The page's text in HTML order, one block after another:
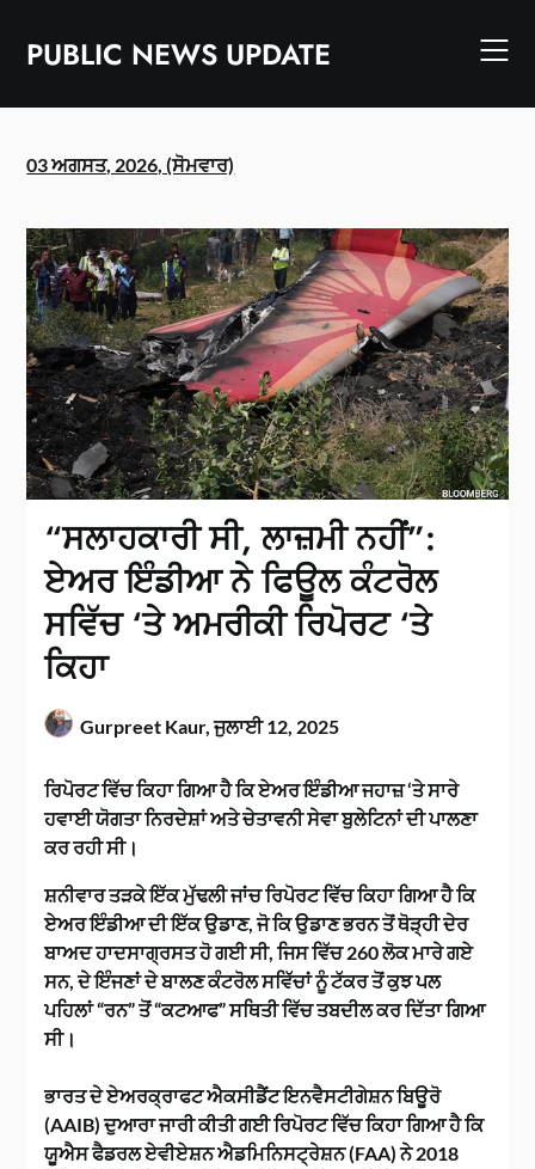
contentPUBLIC NEWS UPDATE
03 ਅਗਸਤ, 2026, (ਸੋਮਵਾਰ)
“ਸਲਾਹਕਾਰੀ ਸੀ, ਲਾਜ਼ਮੀ ਨਹੀਂ”:
ਏਅਰ ਇੰਡੀਆ ਨੇ ਫਿਊਲ ਕੰਟਰੋਲ
ਸਵਿੱਚ ‘ਤੇ ਅਮਰੀਕੀ ਰਿਪੋਰਟ ‘ਤੇ
ਕਿਹਾ
Gurpreet Kaur,ਜੁਲਾਈ 12, 2025
ਰਿਪੋਰਟ ਵਿੱਚ ਕਿਹਾ ਗਿਆ ਹੈ ਕਿ ਏਅਰ ਇੰਡੀਆ ਜਹਾਜ਼ ‘ਤੇ ਸਾਰੇ
ਹਵਾਈ ਯੋਗਤਾ ਨਿਰਦੇਸ਼ਾਂ ਅਤੇ ਚੇਤਾਵਨੀ ਸੇਵਾ ਬੁਲੇਟਿਨਾਂ ਦੀ ਪਾਲਣਾ
ਕਰ ਰਹੀ ਸੀ।
ਸ਼ਨੀਵਾਰ ਤੜਕੇ ਇੱਕ ਮੁੱਢਲੀ ਜਾਂਚ ਰਿਪੋਰਟ ਵਿੱਚ ਕਿਹਾ ਗਿਆ ਹੈ ਕਿ
ਏਅਰ ਇੰਡੀਆ ਦੀ ਇੱਕ ਉਡਾਣ, ਜੋ ਕਿ ਉਡਾਣ ਭਰਨ ਤੋਂ ਥੋੜ੍ਹੀ ਦੇਰ
ਬਾਅਦ ਹਾਦਸਾਗ੍ਰਸਤ ਹੋ ਗਈ ਸੀ, ਜਿਸ ਵਿੱਚ 260 ਲੋਕ ਮਾਰੇ ਗਏ
ਸਨ, ਦੇ ਇੰਜਣਾਂ ਦੇ ਬਾਲਣ ਕੰਟਰੋਲ ਸਵਿੱਚਾਂ ਨੂੰ ਟੱਕਰ ਤੋਂ ਕੁਝ ਪਲ
ਪਹਿਲਾਂ “ਰਨ” ਤੋਂ “ਕਟਆਫ” ਸਥਿਤੀ ਵਿੱਚ ਤਬਦੀਲ ਕਰ ਦਿੱਤਾ ਗਿਆ
ਸੀ।
ਭਾਰਤ ਦੇ ਏਅਰਕ੍ਰਾਫਟ ਐਕਸੀਡੈਂਟ ਇਨਵੈਸਟੀਗੇਸ਼ਨ ਬਿਊਰੋ
(AAIB) ਦੁਆਰਾ ਜਾਰੀ ਕੀਤੀ ਗਈ ਰਿਪੋਰਟ ਵਿੱਚ ਕਿਹਾ ਗਿਆ ਹੈ ਕਿ
ਯੂਐਸ ਫੈਡਰਲ ਏਵੀਏਸ਼ਨ ਐਡਮਿਨਿਸਟ੍ਰੇਸ਼ਨ (FAA) ਨੇ 2018